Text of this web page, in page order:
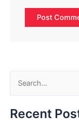
a
Recent